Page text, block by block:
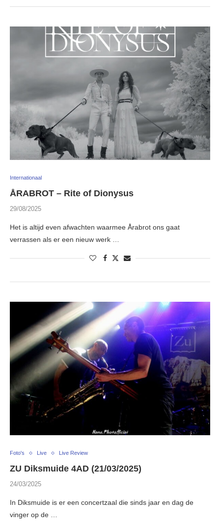
Internationaal
ÅRABROT – Rite of Dionysus
29/08/2025
Het is altijd even afwachten waarmee Årabrot ons gaat
verrassen als er een nieuw werk …
Foto's Live Live Review
ZU Diksmuide 4AD (21/03/2025)
24/03/2025
In Diksmuide is er een concertzaal die sinds jaar en dag de
vinger op de …